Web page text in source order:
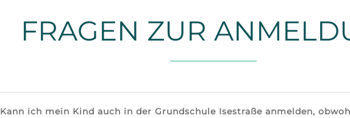
FRAGEN ZUR
Kann ich mein Kind auch in der Grundschule Isestraße anmelden,